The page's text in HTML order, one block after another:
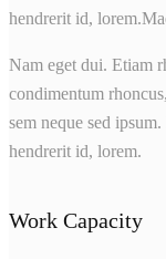
hendrerit id,
Nam eget dui. Etiam
condimentum
sem neque sed
hendrerit id, lorem.
Work Capacity